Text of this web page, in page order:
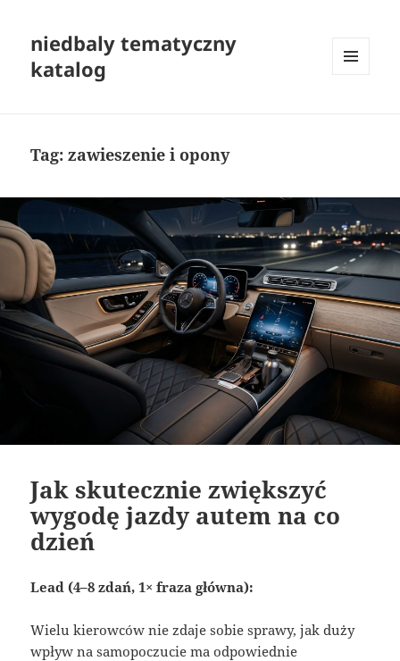
niedbaly tematyczny
katalog
Tag:zawieszenie i opony
Jak skutecznie zwiększyć
wygodę jazdy autem na co
dzień
Lead (4–8 zdań, 1× fraza główna):
Wielu kierowców nie zdaje sobie sprawy, jak duży
wpływ na samopoczucie ma odpowiednie